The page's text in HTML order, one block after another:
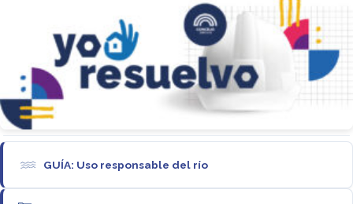
GUÍA: Uso responsable del río